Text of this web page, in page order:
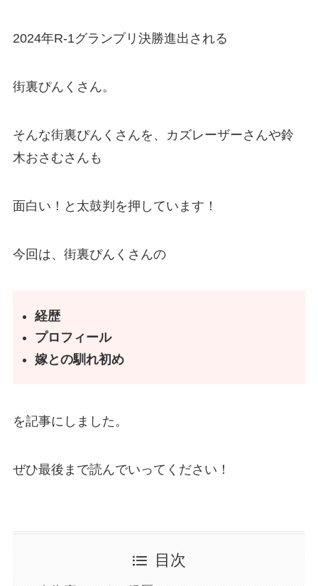
2024年R-1グランプリ決勝進出される
街裏ぴんくさん。
そんな街裏ぴんくさんを、カズレーザーさんや鈴
木おさむさんも
面白い！と太鼓判を押しています！
今回は、街裏ぴんくさんの
経歴
プロフィール
嫁との馴れ初め
を記事にしました。
ぜひ最後まで読んでいってください！
目次